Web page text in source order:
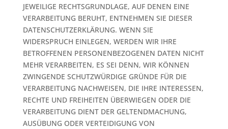
JEWEILIGE RECHTSGRUNDLAGE, AUF DENEN EINE
VERARBEITUNG BERUHT, ENTNEHMEN SIE DIESER
DATENSCHUTZERKLÄRUNG. WENN SIE
WIDERSPRUCH EINLEGEN, WERDEN WIR IHRE
BETROFFENEN PERSONENBEZOGENEN DATEN NICHT
MEHR VERARBEITEN, ES SEI DENN, WIR KÖNNEN
ZWINGENDE SCHUTZWÜRDIGE GRÜNDE FÜR DIE
VERARBEITUNG NACHWEISEN, DIE IHRE INTERESSEN,
RECHTE UND FREIHEITEN ÜBERWIEGEN ODER DIE
VERARBEITUNG DIENT DER GELTENDMACHUNG,
AUSÜBUNG ODER VERTEIDIGUNG VON